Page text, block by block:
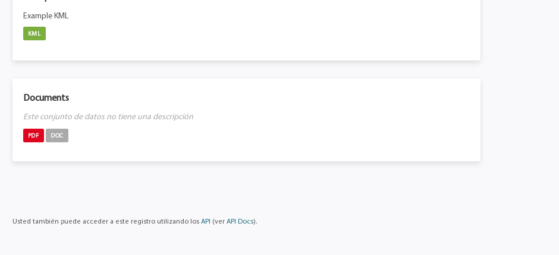
Example KML
KML
Documents
Este conjunto de datos no tiene una descripción
PDF DOC
Usted también puede acceder a este registro utilizando los API (ver API Docs).